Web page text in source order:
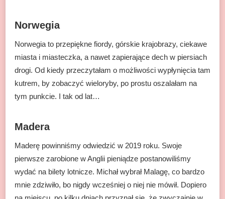
Norwegia
Norwegia to przepiękne fiordy, górskie krajobrazy, ciekawe
miasta i miasteczka, a nawet zapierające dech w piersiach
drogi. Od kiedy przeczytałam o możliwości wypłynięcia tam
kutrem, by zobaczyć wieloryby, po prostu oszalałam na
tym punkcie. I tak od lat…
Madera
Maderę powinniśmy odwiedzić w 2019 roku. Swoje
pierwsze zarobione w Anglii pieniądze postanowiliśmy
wydać na bilety lotnicze. Michał wybrał Malagę, co bardzo
mnie zdziwiło, bo nigdy wcześniej o niej nie mówił. Dopiero